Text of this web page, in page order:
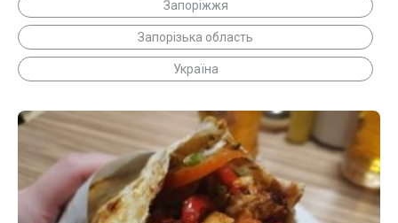
Запоріжжя
Запорізька область
Україна